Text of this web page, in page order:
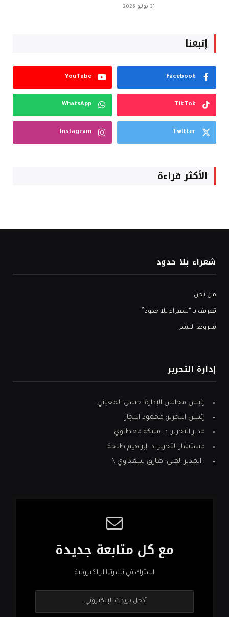
31 يوليو 2026
إتبعنا
Facebook
YouTube
TikTok
WhatsApp
Twitter
Instagram
الأكثر قراءة
شعراء بلا حدود
من نحن
تعريف بـ “شعراء بلا حدود”
شروط النشر
إدارة التحرير
رئيس مجلس الإدارة: حسن المعيني
رئيس التحرير: محمود النجار
مدير التحرير: د. مليكة معطاوي
مستشار التحرير: د. إبراهيم طلحة
: المدير الفني: طارق سعداوي \
مع كل متابعة جديدة
اشترك في نشرتنا الإلكترونية